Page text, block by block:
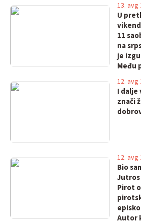
U
11
na
je
Među
13. avg
I dalje
znači
12. avg
Bio
Pirot
Autor
12. avg